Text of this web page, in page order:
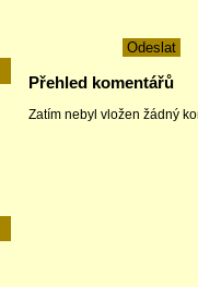
Přehled komentářů
Zatím nebyl vložen žádný